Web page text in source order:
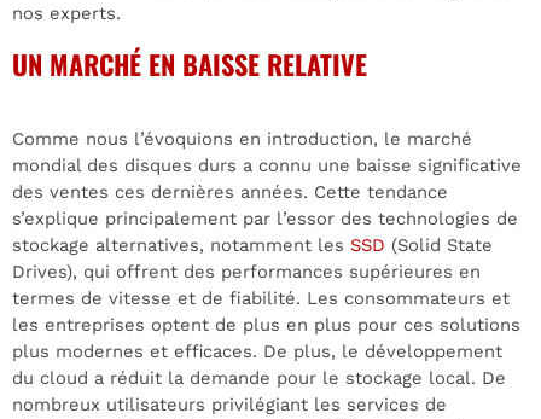
nos experts.
UN MARCHÉ EN BAISSE RELATIVE
Comme nous l’évoquions en introduction, le marché
mondial des disques durs a connu une baisse significative
des ventes ces dernières années. Cette tendance
s’explique principalement par l’essor des technologies de
stockage alternatives, notamment les SSD (Solid State
Drives), qui offrent des performances supérieures en
termes de vitesse et de fiabilité. Les consommateurs et
les entreprises optent de plus en plus pour ces solutions
plus modernes et efficaces. De plus, le développement
du cloud a réduit la demande pour le stockage local. De
nombreux utilisateurs privilégiant les services de